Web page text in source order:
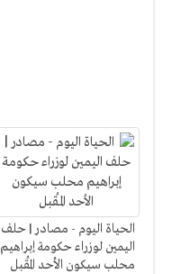
الحياة اليوم - مصادر | حلف
اليمين لوزراء حكومة إبراهيم
محلب سيكون الأحد المُقبل